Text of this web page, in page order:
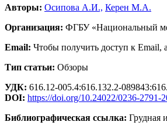
Авторы: Осипова А.И., Керен М.А.
Организация: ФГБУ «Национальный
Email: Чтобы получить доступ к Email,
Тип статьи: Обзоры
УДК: 616.12-005.4:616.132.2-
DOI: https://doi.org/10.24022/0236-2791-
Библиографическая ссылка: Грудная